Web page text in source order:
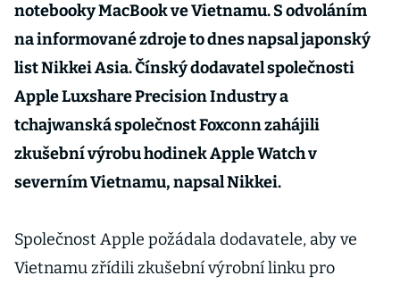
notebooky MacBook ve Vietnamu. S odvoláním
na informované zdroje to dnes napsal japonský
list Nikkei Asia. Čínský dodavatel společnosti
Apple Luxshare Precision Industry a
tchajwanská společnost Foxconn zahájili
zkušební výrobu hodinek Apple Watch v
severním Vietnamu, napsal Nikkei.
Společnost Apple požádala dodavatele, aby ve
Vietnamu zřídili zkušební výrobní linku pro